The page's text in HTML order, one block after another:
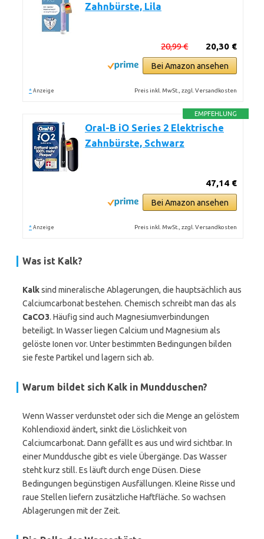
Zahnbürste, Lila
20,30 €
20,99 €
Bei Amazon ansehen
* Anzeige Preis inkl. MwSt., zzgl. Versandkosten
EMPFEHLUNG
Oral-B iO Series 2 Elektrische
Zahnbürste, Schwarz
47,14 €
Bei Amazon ansehen
* Anzeige Preis inkl. MwSt., zzgl. Versandkosten
Was ist Kalk?
Kalksind mineralische Ablagerungen, die hauptsächlich aus
Calciumcarbonat bestehen. Chemisch schreibt man das als
CaCO3. Häufig sind auch Magnesiumverbindungen
beteiligt. In Wasser liegen Calcium und Magnesium als
gelöste Ionen vor. Unter bestimmten Bedingungen bilden
sie feste Partikel und lagern sich ab.
Warum bildet sich Kalk in Mundduschen?
Wenn Wasser verdunstet oder sich die Menge an gelöstem
Kohlendioxid ändert, sinkt die Löslichkeit von
Calciumcarbonat. Dann gefällt es aus und wird sichtbar. In
einer Munddusche gibt es viele Übergänge. Das Wasser
steht kurz still. Es läuft durch enge Düsen. Diese
Bedingungen begünstigen Ausfällungen. Kleine Risse und
raue Stellen liefern zusätzliche Haftfläche. So wachsen
Ablagerungen mit der Zeit.